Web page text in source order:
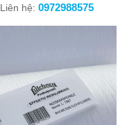
Liên hệ: 0972988575